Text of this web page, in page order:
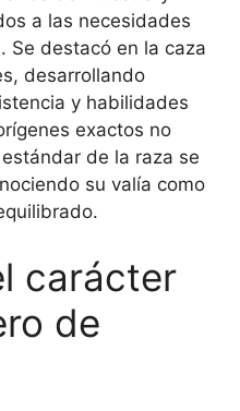
a las necesidades
Se destacó en la caza
desarrollando
y habilidades
exactos no
de la raza se
su valía como
carácter
de